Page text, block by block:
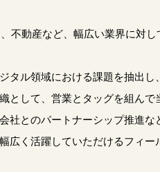
不動産など、幅広い業界に対し
タル領域における課題を抽出し
として、営業とタッグを組んで
社とのパートナーシップ推進な
広く活躍していただけるフィー